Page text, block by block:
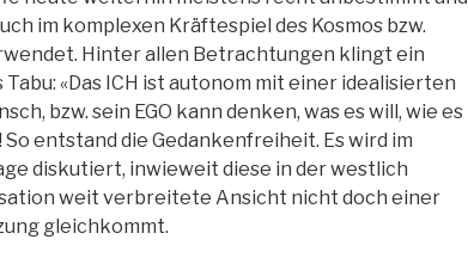
im komplexen Kräftespiel des Kosmos bzw.
Hinter allen Betrachtungen klingt ein
«Das ICH ist autonom mit einer idealisierten
bzw. sein EGO kann denken, was es will, wie es
So entstand die Gedankenfreiheit. Es wird im
diskutiert, inwieweit diese in der westlich
weit verbreitete Ansicht nicht doch einer
gleichkommt.